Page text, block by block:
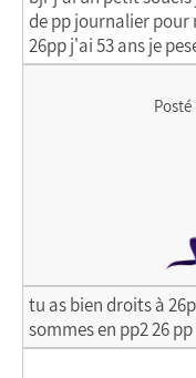
de pp journalier pour
26pp j'ai 53 ans je
Posté
tu as bien droits à
sommes en pp2 26